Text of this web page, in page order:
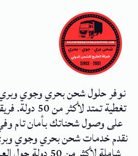
نوفر حلول شحن بحري وجوي
تغطية تمتد
على وصول شحناتك بأمان تام
نقدم خدمات شحن بحري وجوي